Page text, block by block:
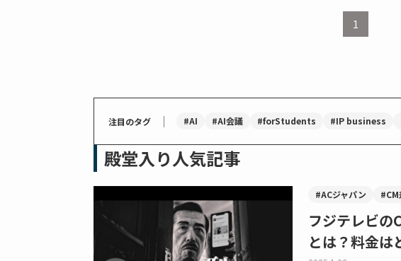
1
注目のタグ ｜ #AI #AI会議 #forStudents #IP business
殿堂入り人気記事
#ACジャパン #CM
フジテレビの
とは？料金は